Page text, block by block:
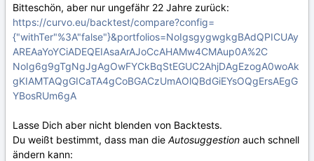
Bitteschön, aber nur ungefähr 22 Jahre zurück:
https://curvo.eu/backtest/compare?config=
{"withTer"%3A"false"}&portfolios=NoIgsgygwgkgBAdQPICUAy
AREAaYoYCiADEQEIAsaArAJoCcAHAMw4CMAup0A%2C
NoIg6g9gTgNgJgAgOwFYCkBqStEGUC2AhjDAgEzogA0woAk
gKIAMTAQgGICaTA4gCoBGACzUmAOlQBdGiEYsOQgErsAEgG
YBosRUm6gA
Lasse Dich aber nicht blenden von Backtests.
Du weißt bestimmt, dass man die Autosuggestion auch schnell
ändern kann: